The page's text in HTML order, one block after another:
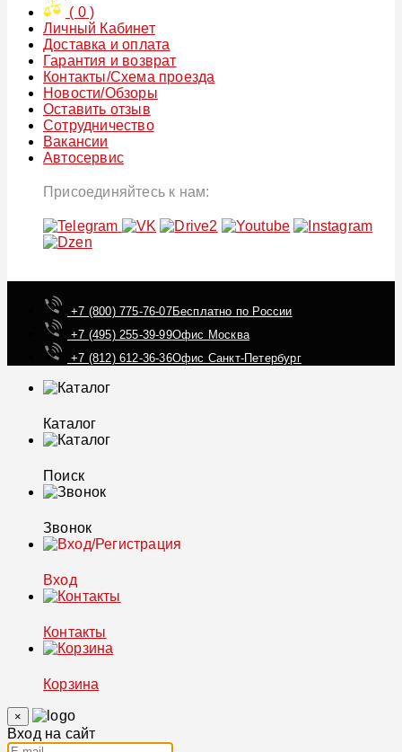
( 0)
Личный Кабинет
Доставка и оплата
Гарантия и возврат
Контакты/Схема проезда
Новости/Обзоры
Оставить отзыв
Сотрудничество
Вакансии
Автосервис
Присоединяйтесь к нам:
+7 (800) 775-76-07Бесплатно по России
+7 (495) 255-39-99Офис Москва
+7 (812) 612-36-36Офис Санкт-Петербург
Каталог
Поиск
Звонок
Вход
Контакты
Корзина
×
Вход на сайт